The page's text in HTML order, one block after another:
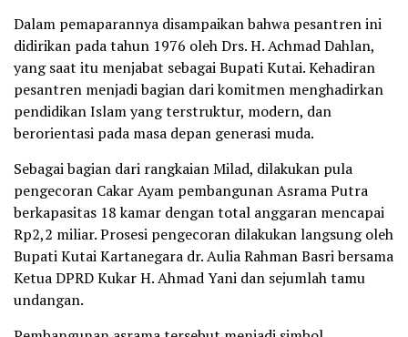
Dalam pemaparannya disampaikan bahwa pesantren ini
didirikan pada tahun 1976 oleh Drs. H. Achmad Dahlan,
yang saat itu menjabat sebagai Bupati Kutai. Kehadiran
pesantren menjadi bagian dari komitmen menghadirkan
pendidikan Islam yang terstruktur, modern, dan
berorientasi pada masa depan generasi muda.
Sebagai bagian dari rangkaian Milad, dilakukan pula
pengecoran Cakar Ayam pembangunan Asrama Putra
berkapasitas 18 kamar dengan total anggaran mencapai
Rp2,2 miliar. Prosesi pengecoran dilakukan langsung oleh
Bupati Kutai Kartanegara dr. Aulia Rahman Basri bersama
Ketua DPRD Kukar H. Ahmad Yani dan sejumlah tamu
undangan.